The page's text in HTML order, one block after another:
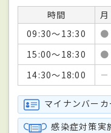
時間 月
09:30～13:30
●
15:00～18:30
●
14:30～18:00
－
マイナンバー
感染症対策実